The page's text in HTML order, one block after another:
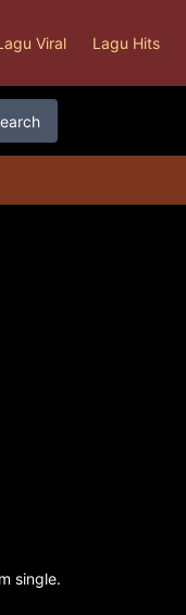
Viral Lagu Hits
single.